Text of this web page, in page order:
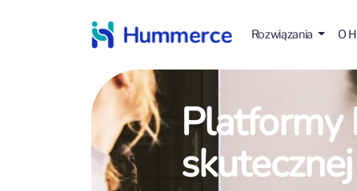
Rozwiązania O
Platformy